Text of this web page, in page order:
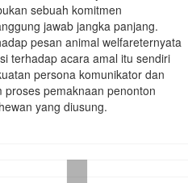
sebuah komitmen
jawab jangka panjang.
pesan animal welfareternyata
terhadap acara amal itu sendiri
persona komunikator dan
pemaknaan penonton
yang diusung.